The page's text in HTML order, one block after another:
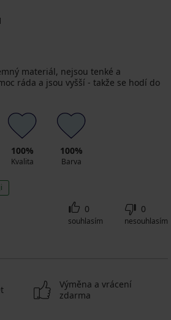
materiál, nejsou tenké a
ráda a jsou vyšší - takže se hodí do
100%
Kvalita
100%
Barva
0
souhlasím
0
nesouhlasím
Výměna a vrácení
zdarma